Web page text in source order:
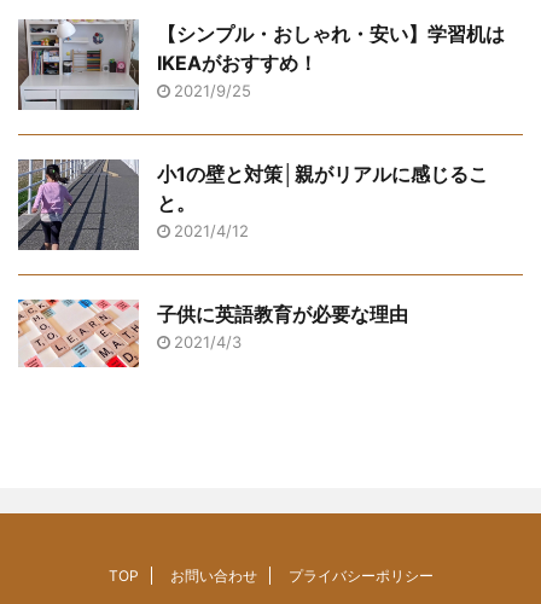
【シンプル・おしゃれ・安い】学習机は
IKEAがおすすめ！
2021/9/25
小1の壁と対策│親がリアルに感じるこ
と。
2021/4/12
子供に英語教育が必要な理由
2021/4/3
TOP お問い合わせ プライバシーポリシー